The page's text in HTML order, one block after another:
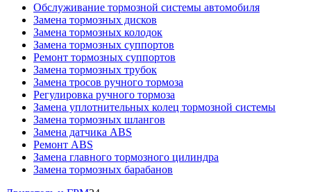
Обслуживание тормозной системы автомобиля
Замена тормозных дисков
Замена тормозных колодок
Замена тормозных суппортов
Ремонт тормозных суппортов
Замена тормозных трубок
Замена тросов ручного тормоза
Регулировка ручного тормоза
Замена уплотнительных колец тормозной системы
Замена тормозных шлангов
Замена датчика ABS
Ремонт ABS
Замена главного тормозного цилиндра
Замена тормозных барабанов